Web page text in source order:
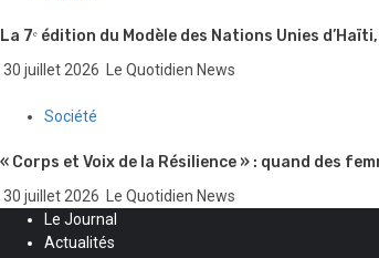
La 7ᵉ édition du Modèle des Nations Unies
30 juillet 2026 Le Quotidien News
Société
« Corps et Voix de la Résilience » : quand des
30 juillet 2026
Le Quotidien News
Le Journal
Actualités